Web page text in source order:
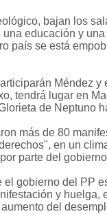
bajan los
educación y
país se está
Méndez
tendrá lugar en
de Neptuno
más de 80
en un
parte del
gobierno del PP
y huelga,
del